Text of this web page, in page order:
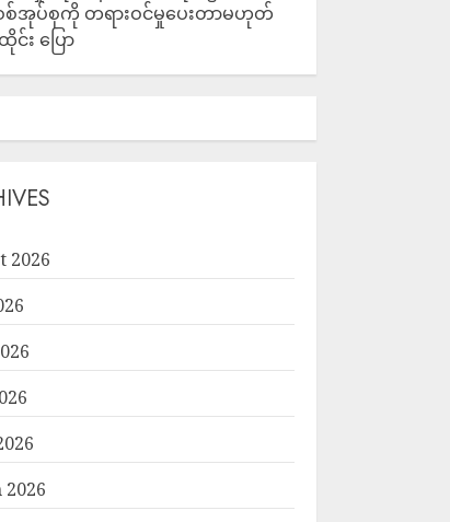
စစ်အုပ်စုကို တရားဝင်မှုပေးတာမဟုတ်
း ပြော
2026